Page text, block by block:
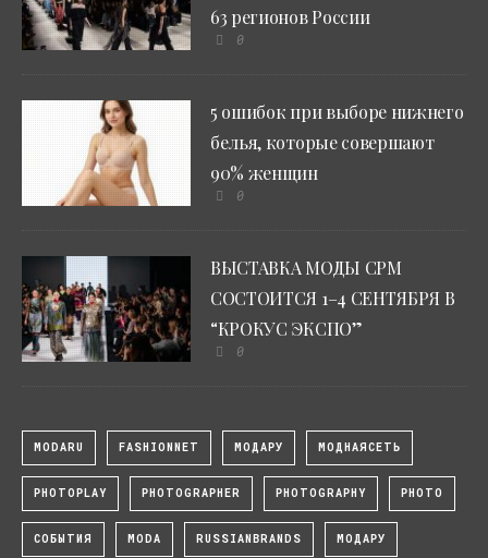
63 регионов России
0
5 ошибок при выборе нижнего
белья, которые совершают
90% женщин
0
ВЫСТАВКА МОДЫ CPM
СОСТОИТСЯ 1–4 СЕНТЯБРЯ В
“КРОКУС ЭКСПО”
0
MODARU FASHIONNET МОДАРУ МОДНАЯСЕТЬ
PHOTOPLAY PHOTOGRAPHER PHOTOGRAPHY PHOTO
СОБЫТИЯ MODA RUSSIANBRANDS МОДАРУ